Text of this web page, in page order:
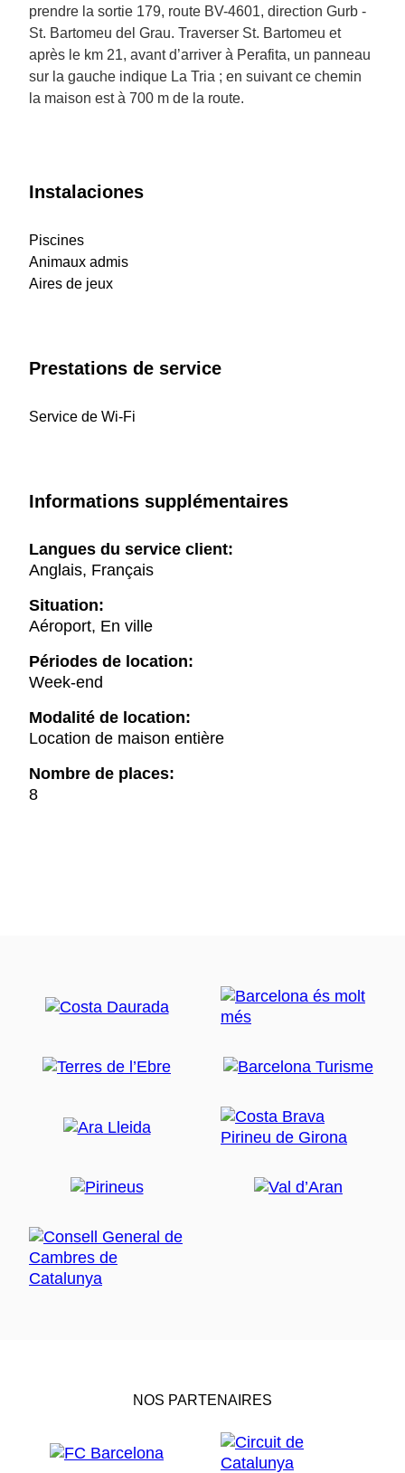
prendre la sortie 179, route BV-4601, direction Gurb -
St. Bartomeu del Grau. Traverser St. Bartomeu et
après le km 21, avant d’arriver à Perafita, un panneau
sur la gauche indique La Tria ; en suivant ce chemin
la maison est à 700 m de la route.
Instalaciones
Piscines
Animaux admis
Aires de jeux
Prestations de service
Service de Wi-Fi
Informations supplémentaires
Langues du service client:
Anglais, Français
Situation:
Aéroport, En ville
Périodes de location:
Week-end
Modalité de location:
Location de maison entière
Nombre de places:
8
NOS PARTENAIRES